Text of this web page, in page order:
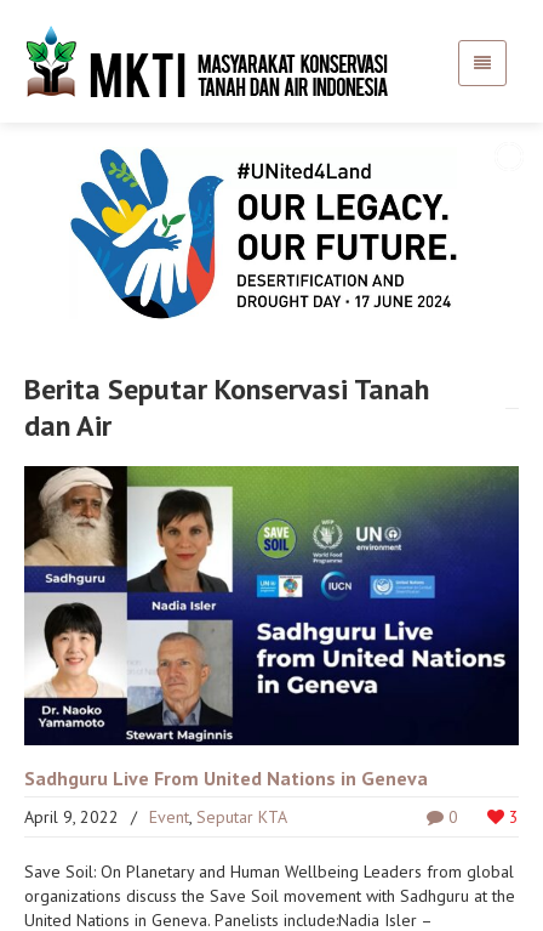
Berita Seputar Konservasi Tanah
dan Air
Sadhguru Live From United Nations in Geneva
0 3
April 9, 2022 / Event, Seputar KTA
Save Soil: On Planetary and Human Wellbeing Leaders from global
organizations discuss the Save Soil movement with Sadhguru at the
United Nations in Geneva. Panelists include:Nadia Isler –